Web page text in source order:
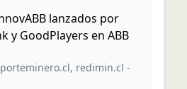
lanzados por
y GoodPlayers en ABB
, redimin.cl -